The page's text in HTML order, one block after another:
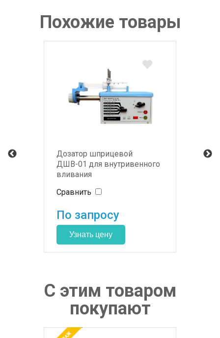
Похожие товары
Дозатор шприцевой
ДШВ-01 для внутривенного
вливания
Сравнить
По запросу
С этим товаром
покупают